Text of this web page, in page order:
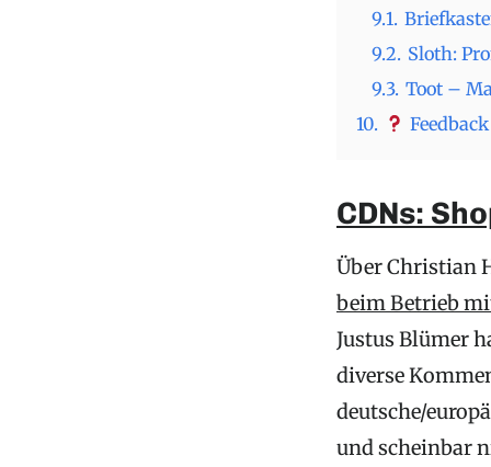
9.1.
9.2. Sloth:
9.3. Toot –
10.
CDNs:
Über Christian
beim Betrieb
Justus Blümer
diverse
deutsche/
und scheinbar